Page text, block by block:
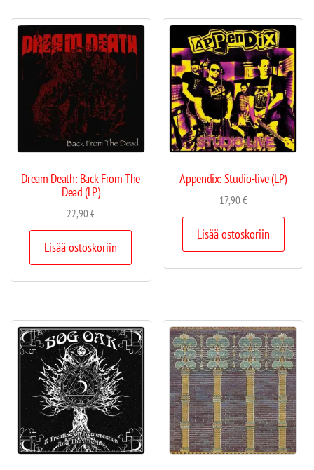
Dream Death: Back From The
Dead (LP)
22,90€
Lisää ostoskoriin
Appendix: Studio-live (LP)
17,90€
Lisää ostoskoriin